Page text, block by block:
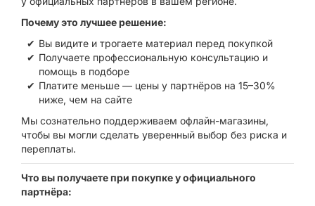
Почему это лучшее решение:
Вы видите и трогаете материал перед покупкой
Получаете профессиональную консультацию и
помощь в подборе
Платите меньше — цены у партнёров на 15–30%
ниже, чем на сайте
Мы сознательно поддерживаем офлайн-магазины,
чтобы вы могли сделать уверенный выбор без риска и
переплаты.
Что вы получаете при покупке у официального
партнёра: